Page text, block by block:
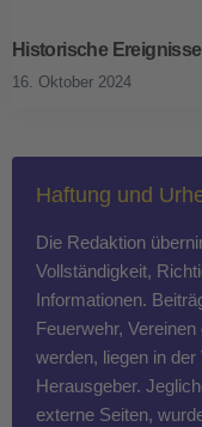
Historische
16. Oktober 2024
Haftung und
Die Redaktion
Vollständigkeit,
Informationen.
Feuerwehr,
werden, liegen in
Herausgeber.
externe Seiten,